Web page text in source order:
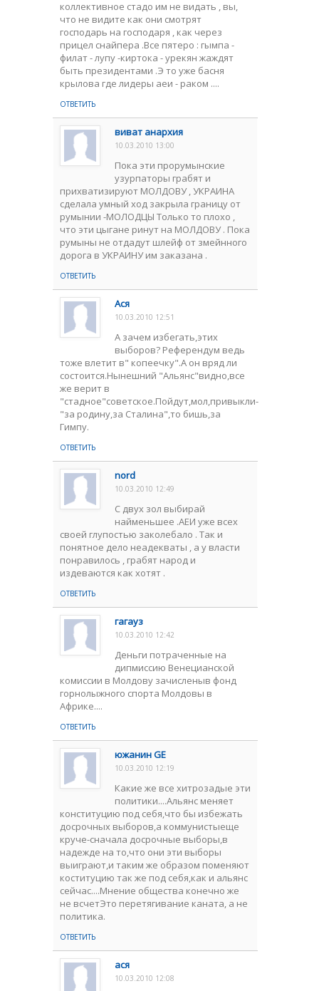
коллективное стадо им не видать , вы,
что не видите как они смотрят
господарь на господаря , как через
прицел снайпера .Все пятеро : гымпа -
филат - лупу -киртока - урекян жаждят
быть президентами .Э то уже басня
крылова где лидеры аеи - раком ....
ОТВЕТИТЬ
виват анархия
10.03.2010 13:00
Пока эти прорумынские
узурпаторы грабят и
прихватизируют МОЛДОВУ , УКРАИНА
сделала умный ход закрыла границу от
румынии -МОЛОДЦЫ Только то плохо ,
что эти цыгане ринут на МОЛДОВУ . Пока
румыны не отдадут шлейф от змейнного
дорога в УКРАИНУ им заказана .
ОТВЕТИТЬ
Ася
10.03.2010 12:51
А зачем избегать,этих
выборов? Референдум ведь
тоже влетит в" копеечку".А он вряд ли
состоится.Нынешний "Альянс"видно,все
же верит в
"стадное"советское.Пойдут,мол,привыкли-
"за родину,за Сталина",то бишь,за
Гимпу.
ОТВЕТИТЬ
nord
10.03.2010 12:49
С двух зол выбирай
найменьшее .АЕИ уже всех
своей глупостью заколебало . Так и
понятное дело неадекваты , а у власти
понравилось , грабят народ и
издеваются как хотят .
ОТВЕТИТЬ
гагауз
10.03.2010 12:42
Деньги потраченные на
дипмиссию Венецианской
комиссии в Молдову зачисленыв фонд
горнолыжного спорта Молдовы в
Африке....
ОТВЕТИТЬ
южанин GE
10.03.2010 12:19
Какие же все хитрозадые эти
политики....Альянс меняет
конституцию под себя,что бы избежать
досрочных выборов,а коммунистыеще
круче-сначала досрочные выборы,в
надежде на то,что они эти выборы
выиграют,и таким же образом поменяют
коституцию так же под себя,как и альянс
сейчас....Мнение общества конечно же
не всчетЭто перетягивание каната, а не
политика.
ОТВЕТИТЬ
ася
10.03.2010 12:08